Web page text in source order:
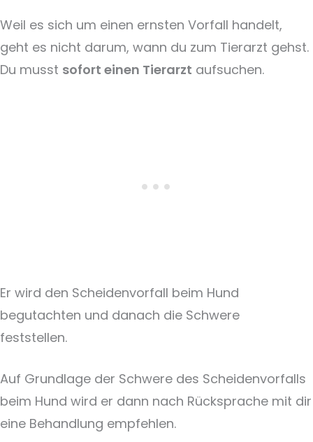
Weil es sich um einen ernsten Vorfall handelt,
geht es nicht darum, wann du zum Tierarzt gehst.
Du musst sofort einen Tierarzt aufsuchen.
Er wird den Scheidenvorfall beim Hund
begutachten und danach die Schwere
feststellen.
Auf Grundlage der Schwere des Scheidenvorfalls
beim Hund wird er dann nach Rücksprache mit dir
eine Behandlung empfehlen.